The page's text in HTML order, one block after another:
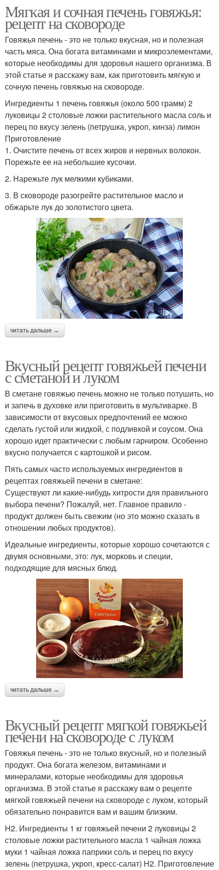
Мягкая и сочная печень говяжья:
рецепт на сковороде
Говяжья печень - это не только вкусная, но и полезная
часть мяса. Она богата витаминами и микроэлементами,
которые необходимы для здоровья нашего организма. В
этой статье я расскажу вам, как приготовить мягкую и
сочную печень говяжью на сковороде.
Ингредиенты 1 печень говяжья (около 500 грамм) 2
луковицы 2 столовые ложки растительного масла соль и
перец по вкусу зелень (петрушка, укроп, кинза) лимон
Приготовление
1. Очистите печень от всех жиров и нервных волокон.
Порежьте ее на небольшие кусочки.
2. Нарежьте лук мелкими кубиками.
3. В сковороде разогрейте растительное масло и
обжарьте лук до золотистого цвета.
читать дальше →
Вкусный рецепт говяжьей печени
с сметаной и луком
В сметане говяжью печень можно не только потушить, но
и запечь в духовке или приготовить в мультиварке. В
зависимости от вкусовых предпочтений ее можно
сделать густой или жидкой, с подливкой и соусом. Она
хорошо идет практически с любым гарниром. Особенно
вкусно получается с картошкой и рисом.
Пять самых часто используемых ингредиентов в
рецептах говяжьей печени в сметане:
Существуют ли какие-нибудь хитрости для правильного
выбора печени? Пожалуй, нет. Главное правило -
продукт должен быть свежим (но это можно сказать в
отношении любых продуктов).
Идеальные ингредиенты, которые хорошо сочетаются с
двумя основными, это: лук, морковь и специи,
подходящие для мясных блюд.
читать дальше →
Вкусный рецепт мягкой говяжьей
печени на сковороде с луком
Говяжья печень - это не только вкусный, но и полезный
продукт. Она богата железом, витаминами и
минералами, которые необходимы для здоровья
организма. В этой статье я расскажу вам о рецепте
мягкой говяжьей печени на сковороде с луком, который
обязательно понравится вам и вашим близким.
H2. Ингредиенты 1 кг говяжьей печени 2 луковицы 2
столовые ложки растительного масла 1 чайная ложка
муки 1 чайная ложка паприки соль и перец по вкусу
зелень (петрушка, укроп, кресс-салат) H2. Приготовление